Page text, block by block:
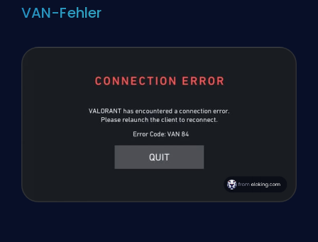
VAN-Fehler